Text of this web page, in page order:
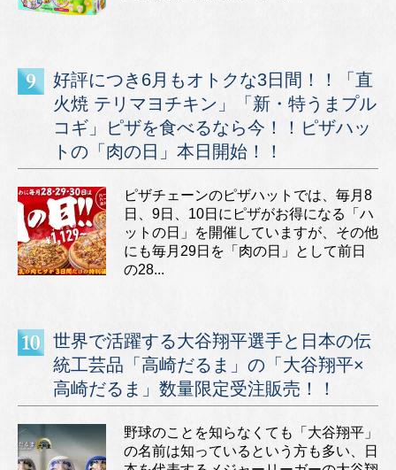
好評につき6月もオトクな3日間！！「直
火焼 テリマヨチキン」「新・特うまプル
コギ」ピザを食べるなら今！！ピザハッ
トの「肉の日」本日開始！！
ピザチェーンのピザハットでは、毎月8
日、9日、10日にピザがお得になる「ハ
ットの日」を開催していますが、その他
にも毎月29日を「肉の日」として前日
の28...
世界で活躍する大谷翔平選手と日本の伝
統工芸品「高崎だるま」の「大谷翔平×
高崎だるま」数量限定受注販売！！
野球のことを知らなくても「大谷翔平」
の名前は知っているという方も多い、日